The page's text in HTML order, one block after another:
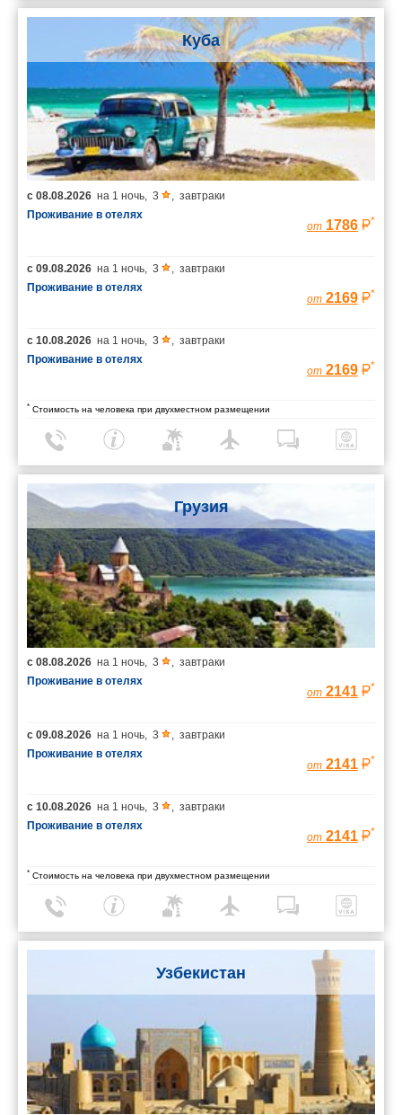
Куба
с 08.08.2026 на 1 ночь 3
завтраки
Проживание в отелях
от 1786 *
с 09.08.2026 на 1 ночь 3
завтраки
Проживание в отелях
от 2169 *
с 10.08.2026 на 1 ночь 3
завтраки
Проживание в отелях
от 2169 *
* Стоимость на человека при двухместном размещении
Грузия
с 08.08.2026 на 1 ночь, 3 , завтраки
Проживание в отелях
от 2141 *
с 09.08.2026 на 1 ночь, 3 , завтраки
Проживание в отелях
от 2141 *
с 10.08.2026 на 1 ночь, 3 , завтраки
Проживание в отелях
от 2141 *
* Стоимость на человека при двухместном размещении
Узбекистан